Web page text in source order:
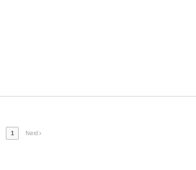
1 Next